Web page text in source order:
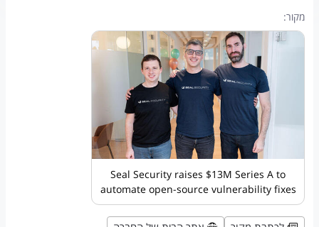
מקור:
Seal Security raises $13M Series A to
automate open-source vulnerability fixes